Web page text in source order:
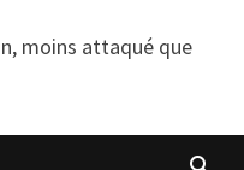
moins attaqué que